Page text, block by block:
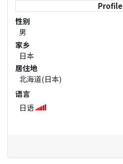
Profile
性别
男
家乡
日本
居住地
北海道(日本)
语言
日语